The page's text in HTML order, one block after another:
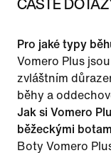
Pro jaké typy
Vomero Plus
zvláštním
běhy a
Jak si Vomero
běžeckými
Boty Vomero